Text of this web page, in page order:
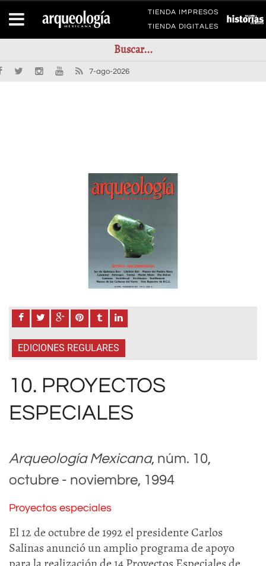
TIENDA IMPRESOS
TIENDA DIGITALES
7-ago-2026
EDICIONES REGULARES
10. PROYECTOS
ESPECIALES
Arqueología Mexicana, núm. 10,
octubre - noviembre, 1994
Proyectos especiales
El 12 de octubre de 1992 el presidente Carlos
Salinas anunció un amplio programa de apoyo